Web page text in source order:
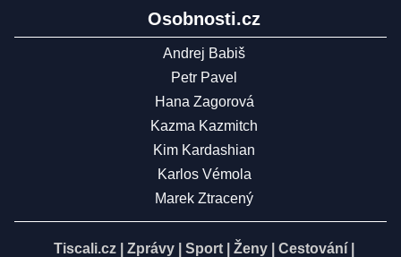
Osobnosti.cz
Andrej Babiš
Petr Pavel
Hana Zagorová
Kazma Kazmitch
Kim Kardashian
Karlos Vémola
Marek Ztracený
Tiscali.cz Zprávy Sport Ženy Cestování